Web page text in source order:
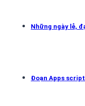
Những ngày lễ,
Đoạn Apps